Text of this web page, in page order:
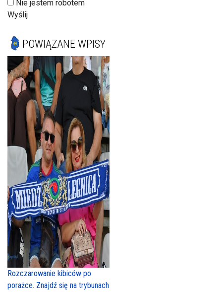
Nie jestem robotem
Wyślij
POWIĄZANE WPISY
Rozczarowanie kibiców po
porażce. Znajdź się na trybunach